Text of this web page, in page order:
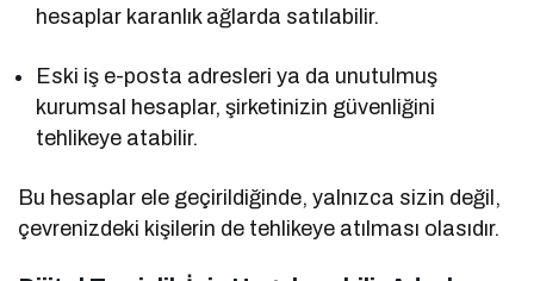
hesaplar karanlık ağlarda satılabilir.
Eski iş e-posta adresleri ya da unutulmuş
kurumsal hesaplar, şirketinizin güvenliğini
tehlikeye atabilir.
Bu hesaplar ele geçirildiğinde, yalnızca sizin değil,
çevrenizdeki kişilerin de tehlikeye atılması olasıdır.